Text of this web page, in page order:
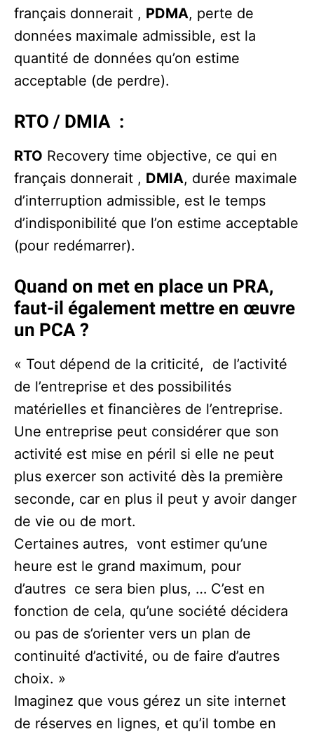
français donnerait , PDMA, perte de
données maximale admissible, est la
quantité de données qu’on estime
acceptable (de perdre).
RTO / DMIA :
RTO Recovery time objective, ce qui en
français donnerait , DMIA, durée maximale
d’interruption admissible, est le temps
d’indisponibilité que l’on estime acceptable
(pour redémarrer).
Quand on met en place un PRA,
faut-il également mettre en œuvre
un PCA ?
« Tout dépend de la criticité, de l’activité
de l’entreprise et des possibilités
matérielles et financières de l’entreprise.
Une entreprise peut considérer que son
activité est mise en péril si elle ne peut
plus exercer son activité dès la première
seconde, car en plus il peut y avoir danger
de vie ou de mort.
Certaines autres, vont estimer qu’une
heure est le grand maximum, pour
d’autres ce sera bien plus, … C’est en
fonction de cela, qu’une société décidera
ou pas de s’orienter vers un plan de
continuité d’activité, ou de faire d’autres
choix. »
Imaginez que vous gérez un site internet
de réserves en lignes, et qu’il tombe en